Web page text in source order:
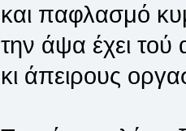
και παφλασμό
την άψα έχει τού
κι άπειρους